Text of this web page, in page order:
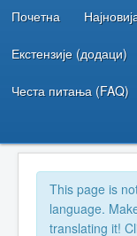
РЕСУРСИ ЗА РАЗВОЈ
Почетна
Екстензије (додаци)
Честа питања (FAQ)
This page is
language.
translating it!